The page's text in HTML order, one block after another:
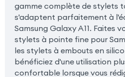
gamme complète de stylets
s'adaptent parfaitement à
Samsung Galaxy A11. Faites
stylets à pointe fine pour
les stylets à embouts en
bénéficiez d'une utilisation
confortable lorsque vous